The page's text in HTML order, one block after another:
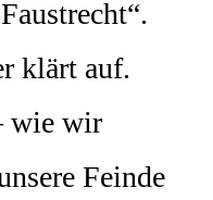
klärt auf.
wie wir
Feinde